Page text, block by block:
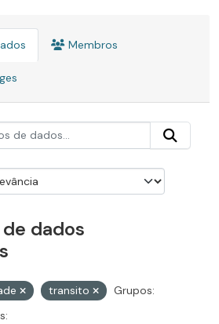
Membros
dados
transito
Grupos: